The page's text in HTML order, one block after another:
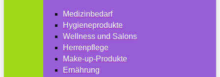
Medizinbedarf
Hygieneprodukte
Wellness und Salons
Herrenpflege
Make-up-Produkte
Ernährung